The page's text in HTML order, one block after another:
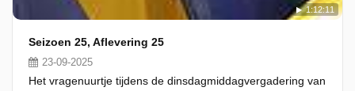
1:12:11
Seizoen 25, Aflevering 25
23-09-2025
Het vragenuurtje tijdens de dinsdagmiddagvergadering van